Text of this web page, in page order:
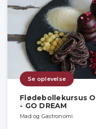
Se oplevelse
Flødebollekursus
- GO DREAM
Mad og Gastronomi